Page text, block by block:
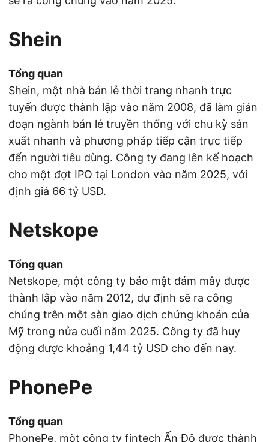
Shein
Tổng quan
Shein, một nhà bán lẻ thời trang nhanh trực
tuyến được thành lập vào năm 2008, đã làm gián
đoạn ngành bán lẻ truyền thống với chu kỳ sản
xuất nhanh và phương pháp tiếp cận trực tiếp
đến người tiêu dùng. Công ty đang lên kế hoạch
cho một đợt IPO tại London vào năm 2025, với
định giá 66 tỷ USD.
Netskope
Tổng quan
Netskope, một công ty bảo mật đám mây được
thành lập vào năm 2012, dự định sẽ ra công
chúng trên một sàn giao dịch chứng khoán của
Mỹ trong nửa cuối năm 2025. Công ty đã huy
động được khoảng 1,44 tỷ USD cho đến nay.
PhonePe
Tổng quan
PhonePe, một công ty fintech Ấn Độ được thành